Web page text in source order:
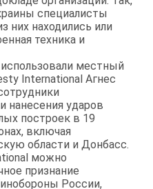
специалисты
них находились или
техника и
местный
International Агнес
нанесения ударов
построек в 19
включая
области и Донбасс.
можно
признание
России,